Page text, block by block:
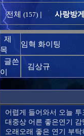
전체 (157) | 사랑방
제
목
임혁 화이팅
글쓴
이
김상규
어렵게 들어와서 오늘 투
대중상 어른 좋은연기 감
오래오래 좋은 연기 부탁